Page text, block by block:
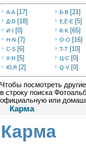
А-А [17] Б-В [21]
Д-D [18] Е,Ё-Е [5]
И-I [0] K-K [65]
Н-N [7] O-O [16]
C-S [6] T-T [10]
Х-H [5] Ц-C [0]
Ю,Я [2] Q-V [0]
Чтобы посмотреть
в строку поиска
официальную или
Карма
Карма